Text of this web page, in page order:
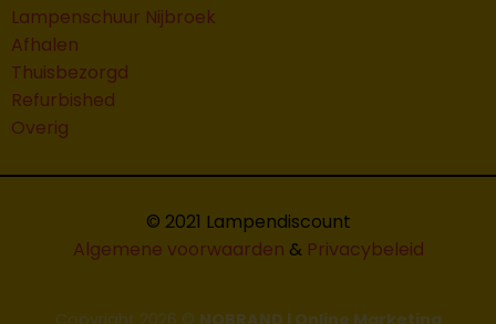
Lampenschuur Nijbroek
Afhalen
Thuisbezorgd
Refurbished
Overig
© 2021 Lampendiscount
Algemene voorwaarden & Privacybeleid